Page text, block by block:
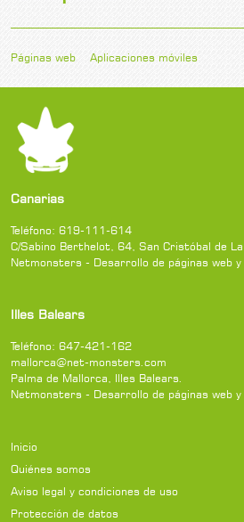
Páginas web Aplicaciones móviles
Canarias
Teléfono: 619-111-614
C/Sabino Berthelot, 64 San Cristóbal de La
Netmonsters - Desarrollo de páginas web y
Illes Balears
Teléfono: 647-421-162
mallorca@net-monsters.com
Palma de Mallorca
Illes Balears
Netmonsters - Desarrollo de páginas web y
Inicio
Quiénes somos
Aviso legal y condiciones de uso
Protección de datos